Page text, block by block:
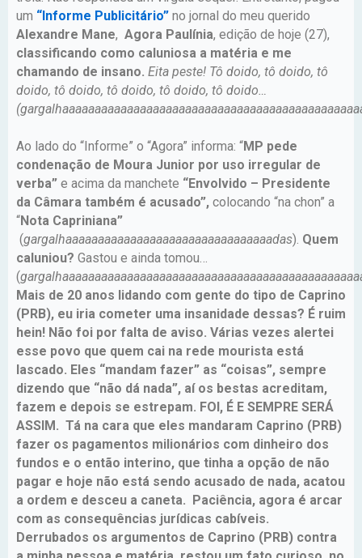
um “Informe Publicitário” no jornal do meu querido
Alexandre Mane, Agora Paulínia, edição de hoje (27),
classificando como caluniosa a matéria e me
chamando de insano. Eita peste! Tô doido, tô doido, tô
doido, tô doido, tô doido, tô doido, tô doido…
Ao lado do “Informe” o “Agora” informa: “MP pede
condenação de Moura Junior por uso irregular de
verba” e acima da manchete “Envolvido – Presidente
da Câmara também é acusado”, colocando “na chon” a
“Nota Capriniana”
(gargalhaaaaaaaaaaaaaaaaaaaaaaaaaaaaaaaadas). Quem
caluniou? Gastou e ainda tomou…
(
Mais de 20 anos lidando com gente do tipo de Caprino
(PRB), eu iria cometer uma insanidade dessas? É ruim
hein! Não foi por falta de aviso. Várias vezes alertei
esse povo que quem cai na rede mourista está
lascado. Eles “mandam fazer” as “coisas”, sempre
dizendo que “não dá nada”, aí os bestas acreditam,
fazem e depois se estrepam. FOI, É E SEMPRE SERÁ
ASSIM. Tá na cara que eles mandaram Caprino (PRB)
fazer os pagamentos milionários com dinheiro dos
fundos e o então interino, que tinha a opção de não
pagar e hoje não está sendo acusado de nada, acatou
a ordem e desceu a caneta. Paciência, agora é arcar
com as consequências jurídicas cabíveis.
Derrubados os argumentos de Caprino (PRB) contra